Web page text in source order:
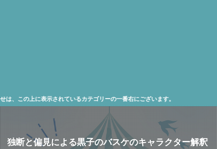
の上に表示されているカテゴリーの一番右にございます。
独断と偏見による黒子のバスケのキャラクター解釈